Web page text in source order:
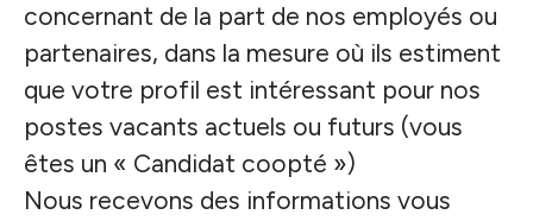
concernant de la part de nos employés ou
partenaires, dans la mesure où ils estiment
que votre profil est intéressant pour nos
postes vacants actuels ou futurs (vous
êtes un « Candidat coopté »)
Nous recevons des informations vous